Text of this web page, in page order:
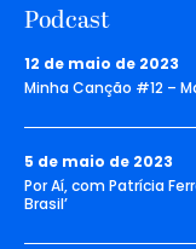
Podcast
12 de maio de 2023
Minha Canção #12 –
5 de maio de 2023
Por Aí, com Patrícia
Brasil’